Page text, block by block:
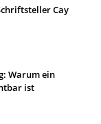
Cay
Warum ein
ist